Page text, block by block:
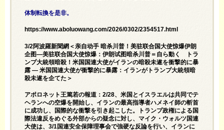
体制転換を是非。
https://www.aboluowang.com/2026/0302/2354517.html
3/2阿波羅新聞網＜亲自动手 暗杀川普！美驻联合国大使惊爆伊朗
企图—美驻联合国大使惊爆：伊朗试图暗杀川普＝自ら動く トラ
ンプ大統領暗殺！米国国連大使がイランの暗殺未遂を衝撃的に暴
露 ― 米国国連大使が衝撃的に暴露：イランがトランプ大統領暗
殺未遂を企てた＞
アポロネット王篤若の報道：2/28、米国とイスラエルは共同でテ
ヘランへの空爆を開始し、イランの最高指導者ハメネイ師の斬首
に成功し、国際的な衝撃を引き起こした。トランプ政権による国
際法違反をめぐる外部からの疑念に対し、マイク・ウォルツ国連
大使は、3/1国連安全保障理事会で強硬な反論を行い、イランに